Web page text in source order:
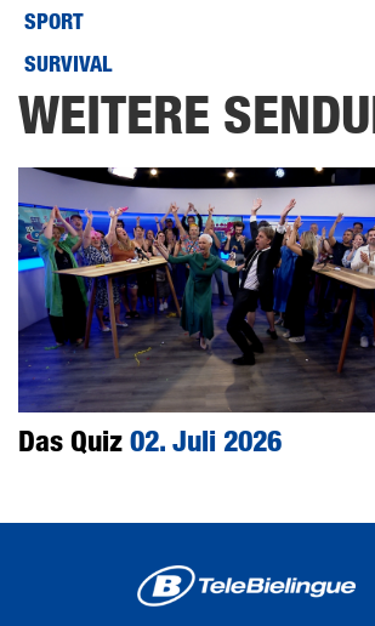
SPORT
SURVIVAL
WEITERE
Das Quiz 02. Juli 2026